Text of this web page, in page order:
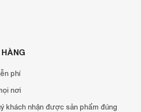
phí
nơi
khách nhận được sản phẩm đúng